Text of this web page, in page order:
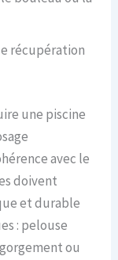
récupération
une piscine
avec le
doivent
et durable
: pelouse
ou